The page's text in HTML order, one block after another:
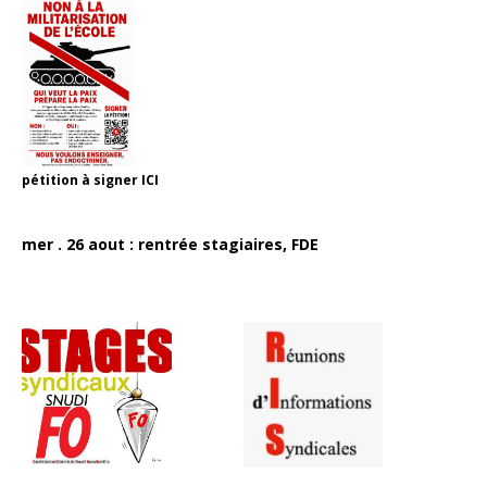
pétition à signer ICI
mer . 26 aout : rentrée stagiaires, FDE